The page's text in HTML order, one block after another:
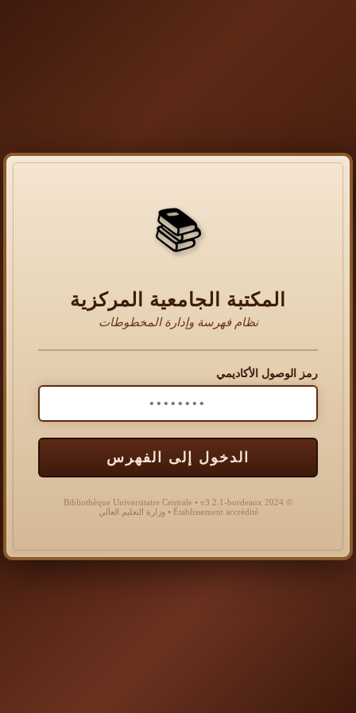
📚
المكتبة الجامعية المركزية
نظام فهرسة وإدارة المخطوطات
رمز الوصول الأكاديمي
الدخول إلى الفهرس
© 2024 Bibliothèque Universitaire Centrale • v3.2.1-bordeaux
Établissement accrédité • وزارة التعليم العالي